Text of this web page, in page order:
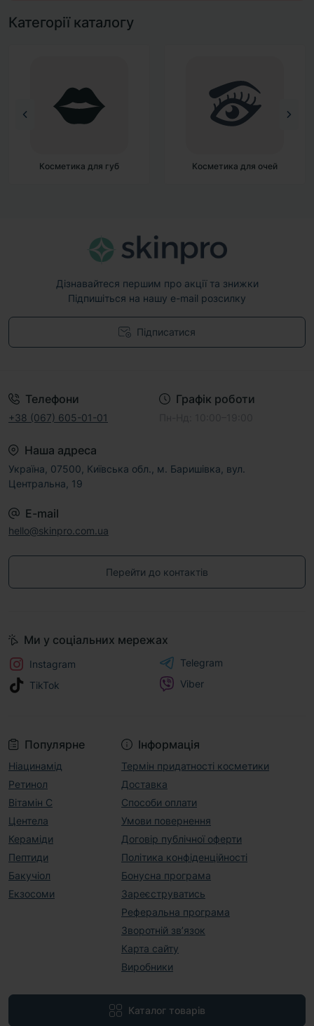
Категорії каталогу
Косметика для губ Косметика для очей
Дізнавайтеся першим про акції та знижки
Підпишіться на нашу e-mail розсилку
Підписатися
Телефони
+38 (067) 605-01-01
Графік роботи
Наша адреса
Україна, 07500, Київська обл., м. Баришівка, вул.
Центральна, 19
E-mail
hello@skinpro.com.ua
Перейти до контактів
Популярне
Ніацинамід
Ретинол
Вітамін С
Центела
Кераміди
Пептиди
Бакучіол
Екзосоми
Інформація
Термін придатності косметики
Доставка
Способи оплати
Умови повернення
Договір публічної оферти
Політика конфіденційності
Бонусна програма
Зареєструватись
Реферальна програма
Зворотній зв’язок
Карта сайту
Виробники
Каталог товарів
Ми у соціальних мережах
Instagram
TikTok
Telegram
Viber